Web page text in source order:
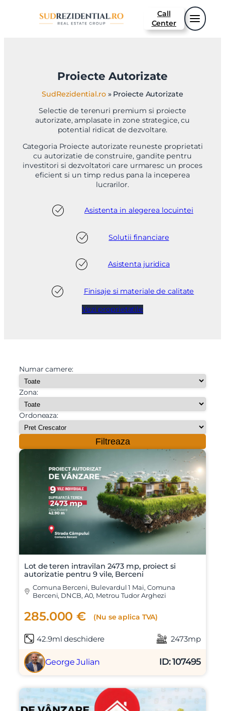
Call
Center
Proiecte Autorizate
SudRezidential.ro» Proiecte Autorizate
Selectie de terenuri premium si proiecte
autorizate, amplasate in zone strategice, cu
potential ridicat de dezvoltare.
Categoria Proiecte autorizate reuneste proprietati
cu autorizatie de construire, gandite pentru
investitori si dezvoltatori care urmaresc un proces
eficient si un timp redus pana la inceperea
lucrarilor.
Asistenta in alegerea locuintei
Solutii financiare
Asistenta juridica
Finisaje si materiale de calitate
Vezi proprietatile
Numar camere:
Zona:
Ordoneaza:
Filtreaza
Lot de teren intravilan 2473 mp, proiect si
autorizatie pentru 9 vile, Berceni
Comuna Berceni, Bulevardul 1 Mai, Comuna
Berceni, DNCB, A0, Metrou Tudor Arghezi
285.000 € (Nu se aplica TVA)
42.9ml deschidere 2473mp
George Julian ID: 107495